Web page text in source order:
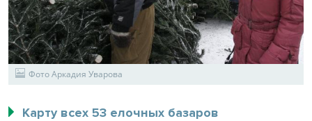
Фото Аркадия Уварова
Карту всех 53 елочных базаров